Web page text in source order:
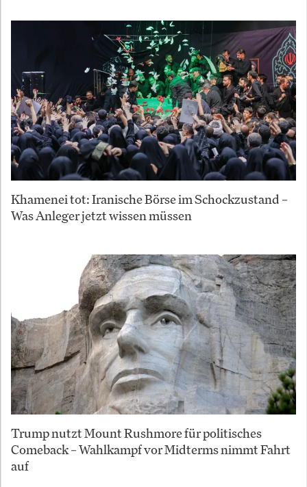
Khamenei tot: Iranische Börse im Schockzustand –
Was Anleger jetzt wissen müssen
Trump nutzt Mount Rushmore für politisches
Comeback – Wahlkampf vor Midterms nimmt Fahrt
auf